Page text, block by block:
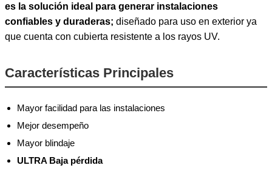
es la solución ideal para generar instalaciones
confiables y duraderas; diseñado para uso en exterior ya
que cuenta con cubierta resistente a los rayos UV.
Características Principales
Mayor facilidad para las instalaciones
Mejor desempeño
Mayor blindaje
ULTRA Baja pérdida